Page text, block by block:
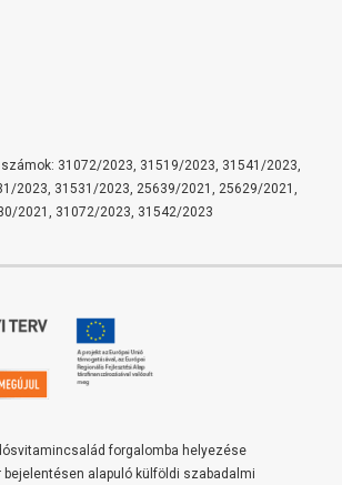
számok: 31072/2023, 31519/2023, 31541/2023,
2023, 31531/2023, 25639/2021, 25629/2021,
2021, 31072/2023, 31542/2023
forgalomba helyezése
bejelentésen alapuló külföldi szabadalmi